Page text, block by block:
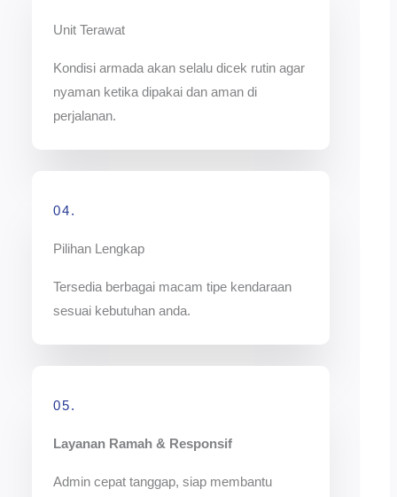
Unit Terawat
Kondisi armada akan selalu dicek rutin agar
nyaman ketika dipakai dan aman di
perjalanan.
04.
Pilihan Lengkap
Tersedia berbagai macam tipe kendaraan
sesuai kebutuhan anda.
05.
Layanan Ramah & Responsif
Admin cepat tanggap, siap membantu